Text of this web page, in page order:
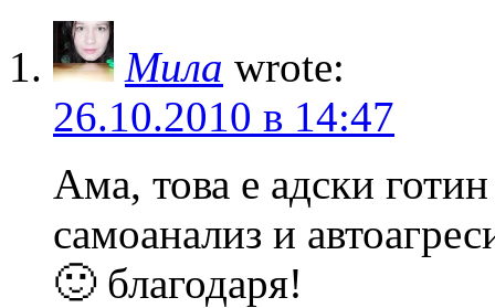
Мила wrote:
26.10.2010 в 14:47
Ама, това е адски
самоанализ и
🙂 благодаря!